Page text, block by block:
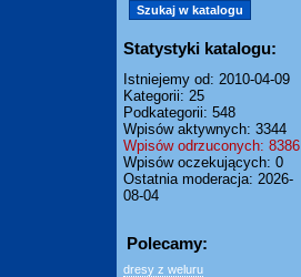
Statystyki katalogu:
Istniejemy od: 2010-04-09
Kategorii: 25
Podkategorii: 548
Wpisów aktywnych: 3344
Wpisów odrzuconych: 8386
Wpisów oczekujących: 0
Ostatnia moderacja: 2026-
08-04
Polecamy:
dresy z weluru